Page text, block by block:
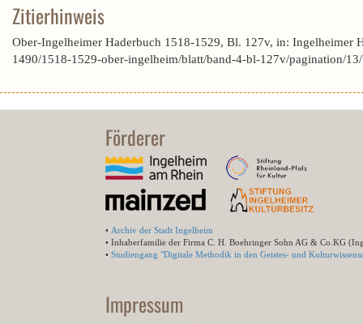
Zitierhinweis
Ober-Ingelheimer Haderbuch 1518-1529, Bl. 127v, in: Ingelheimer
1490/1518-1529-ober-ingelheim/blatt/band-4-bl-127v/pagination/
Förderer
• Archiv der Stadt Ingelheim
• Inhaberfamilie der Firma C. H. Boehringer Sohn AG & Co.KG
• Studiengang "Digitale Methodik in den Geistes- und
Impressum